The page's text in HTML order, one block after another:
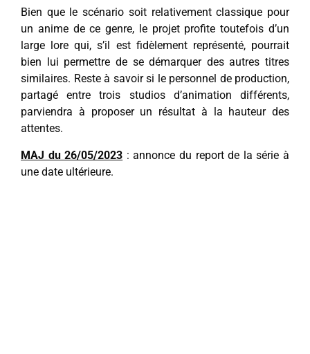
Bien que le scénario soit relativement classique pour
un anime de ce genre, le projet profite toutefois d’un
large lore qui, s’il est fidèlement représenté, pourrait
bien lui permettre de se démarquer des autres titres
similaires. Reste à savoir si le personnel de production,
partagé entre trois studios d’animation différents,
parviendra à proposer un résultat à la hauteur des
attentes.
MAJ du 26/05/2023 : annonce du report de la série à
une date ultérieure.